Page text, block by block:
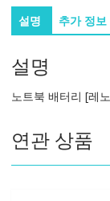
[레
노
LENOVO
수
설명 추가 정보
설명
노트북 배터리 [레
연관 상품